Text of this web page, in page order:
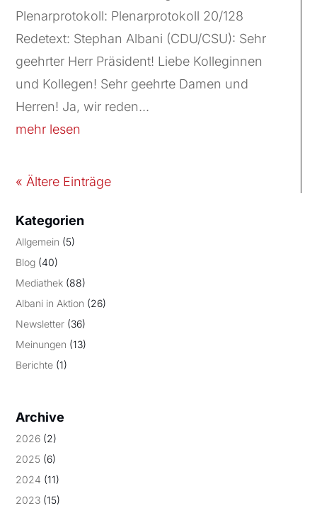
Plenarprotokoll: Plenarprotokoll 20/128
Redetext: Stephan Albani (CDU/CSU): Sehr
geehrter Herr Präsident! Liebe Kolleginnen
und Kollegen! Sehr geehrte Damen und
Herren! Ja, wir reden...
mehr lesen
« Ältere Einträge
Kategorien
Allgemein (5)
Blog (40)
Mediathek (88)
Albani in Aktion (26)
Newsletter (36)
Meinungen (13)
Berichte (1)
Archive
2026 (2)
2025 (6)
2024 (11)
2023 (15)